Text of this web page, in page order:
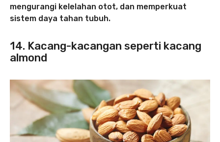
mengurangi kelelahan otot, dan memperkuat
sistem daya tahan tubuh.
14. Kacang-kacangan seperti kacang
almond